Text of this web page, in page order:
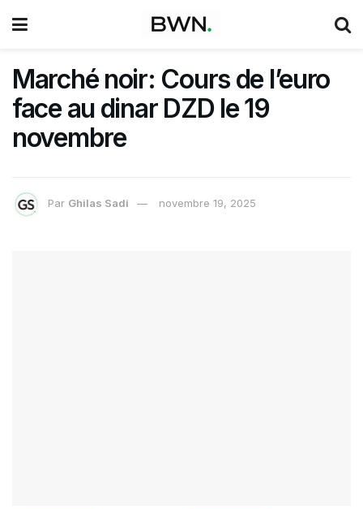
Marché noir: Cours de l’euro
face au dinar DZD le 19
novembre
Par Ghilas Sadi novembre 19, 2025